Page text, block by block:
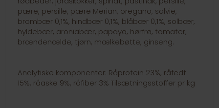
pære, persille, pære Merian, oregano, salvie,
brombær 0,1%, hindbær 0,1%, blåbær 0,1%, solbær,
hyldebær, aroniabær, papaya, hørfrø, tomater,
brændenælde, tjørn, mælkebøtte, ginseng.
Analytiske komponenter: Råprotein 23%, råfedt
15%, råaske 9%, råfiber 3% Tilsætningsstoffer pr kg